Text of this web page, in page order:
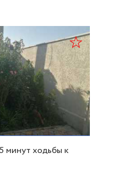
минут ходьбы к